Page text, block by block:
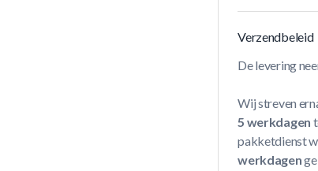
Verzendbeleid
De levering
Wij streven
5 werkdagen
pakketdienst
werkdagen